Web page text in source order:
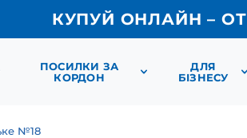
КУПУЙ ОНЛАЙН –
ПОСИЛКИ ЗА
КОРДОН
ДЛЯ
БІЗНЕСУ
№18